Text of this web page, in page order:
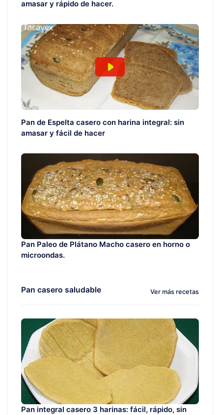
amasar y rápido de hacer.
Pan de Espelta casero con harina integral: sin
amasar y fácil de hacer
Pan Paleo de Plátano Macho casero en horno o
microondas.
Pan casero saludable Ver más recetas
Pan integral casero 3 harinas: fácil, rápido, sin